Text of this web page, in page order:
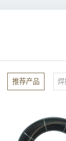
推荐产品